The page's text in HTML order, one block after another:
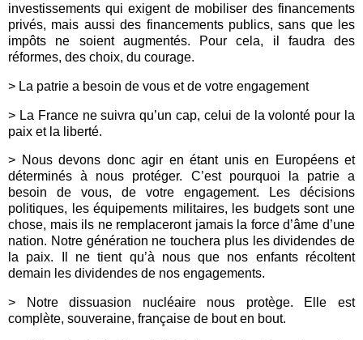
investissements qui exigent de mobiliser des financements
privés, mais aussi des financements publics, sans que les
impôts ne soient augmentés. Pour cela, il faudra des
réformes, des choix, du courage.
> La patrie a besoin de vous et de votre engagement
> La France ne suivra qu’un cap, celui de la volonté pour la
paix et la liberté.
> Nous devons donc agir en étant unis en Européens et
déterminés à nous protéger. C’est pourquoi la patrie a
besoin de vous, de votre engagement. Les décisions
politiques, les équipements militaires, les budgets sont une
chose, mais ils ne remplaceront jamais la force d’âme d’une
nation. Notre génération ne touchera plus les dividendes de
la paix. Il ne tient qu’à nous que nos enfants récoltent
demain les dividendes de nos engagements.
> Notre dissuasion nucléaire nous protège. Elle est
complète, souveraine, française de bout en bout.